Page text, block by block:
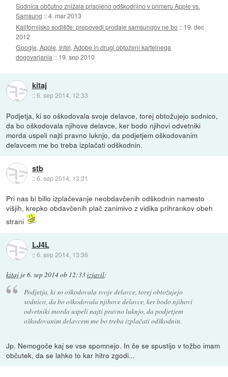
Sodnica občutno znižala prisojeno odškodnino v primeru Apple vs.
Samsung ::4. mar 2013
Kalifornijsko sodišče: prepovedi prodaje samsungov ne bo :: 19. dec
2012
Google, Apple, Intel, Adobe in drugi obtoženi kartelnega
dogovarjanja :: 19. sep 2010
kitaj
::6. sep 2014, 12:33
Podjetja, ki so oškodovala svoje delavce, torej obtožujejo sodnico,
da bo oškodovala njihove delavce, ker bodo njihovi odvetniki
morda uspeli najti pravno luknjo, da podjetjem oškodovanim
delavcem me bo treba izplačati odškodnin.
stb
::6. sep 2014, 13:31
Pri nas bi billo izplačevanje neobdavčenih odškodnin namesto
višjih, krepko obdavčenih plač zanimivo z vidika prihrankov obeh
strani
LJ4L
::6. sep 2014, 13:36
kitaj je6. sep 2014 ob 12:33izjavil:
Podjetja, ki so oškodovala svoje delavce, torej obtožujejo
sodnico, da bo oškodovala njihove delavce, ker bodo njihovi
odvetniki morda uspeli najti pravno luknjo, da podjetjem
oškodovanim delavcem me bo treba izplačati odškodnin.
Jp. Nemogoče kaj se vse spomnejo. In če se spustijo v tožbo imam
občutek, da se lahko to kar hitro zgodi...